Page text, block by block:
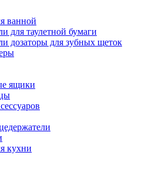
ванной
для таулетной бумаги
дозаторы для зубных щеток
ящики
кухни